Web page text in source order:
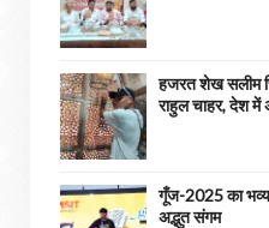
हजरत शेख सलीम
राहुल चाहर, देश
गूँज-2025 का
अद्भुत संगम